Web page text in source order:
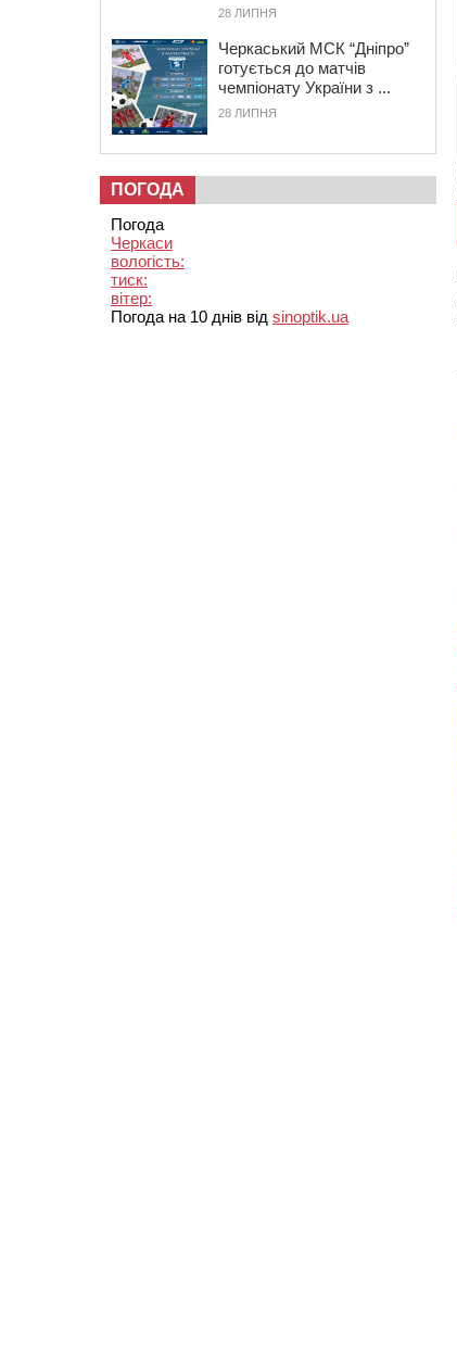
28 ЛИПНЯ
Черкаський МСК “Дніпро”
готується до матчів
чемпіонату України з ...
28 ЛИПНЯ
ПОГОДА
Погода
Черкаси
вологість:
тиск:
вітер:
Погода на 10 днів від sinoptik.ua